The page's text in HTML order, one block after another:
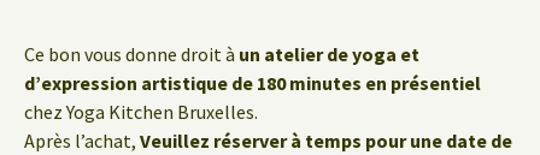
Ce bon vous donne droit à un atelier de yoga et
d’expression artistique de 180 minutes en présentiel
chez Yoga Kitchen Bruxelles.
Après l’achat, Veuillez réserver à temps pour une date de